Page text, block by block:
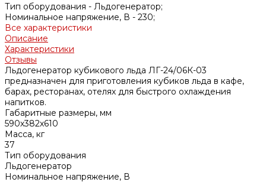
Тип оборудования - Льдогенератор;
Номинальное напряжение, В - 230;
Все характеристики
Описание
Характеристики
Отзывы
Льдогенератор кубикового льда ЛГ-24/06К-03
предназначен для приготовления кубиков льда в кафе,
барах, ресторанах, отелях для быстрого охлаждения
напитков.
Габаритные размеры, мм
590х382х610
Масса, кг
37
Тип оборудования
Льдогенератор
Номинальное напряжение, В